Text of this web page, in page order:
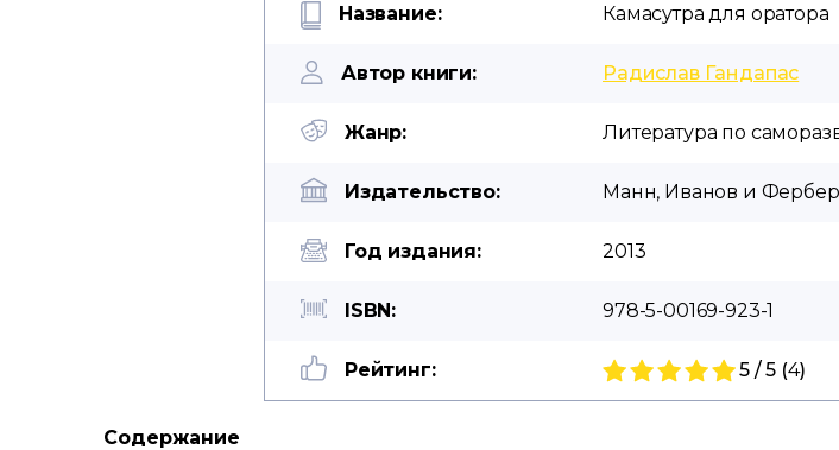
Название: Камасутра для оратора
Автор книги: Радислав Гандапас
Жанр: Литература по
Издательство: Манн, Иванов и Фербер
Год издания: 2013
ISBN: 978-5-00169-923-1
Рейтинг: 5 / 5 (4)
Содержание